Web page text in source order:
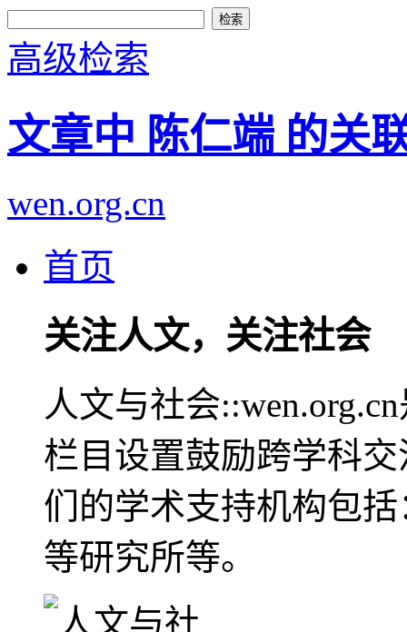
高级检索
文章中 陈仁端 的关
wen.org.cn
首页
关注人文，关注社会
人文与社会
栏目设置鼓励跨学科
们的学术支持机构包
等研究所等。